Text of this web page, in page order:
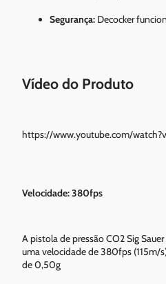
Segurança: Decocker
Vídeo do Produto
https://www.youtube.com/
Velocidade: 380fps
A pistola de pressão CO2 Sig
uma velocidade de 380fps (115m/
de 0,50g